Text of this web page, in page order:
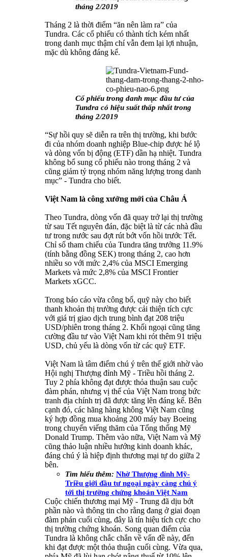
tháng 2/2019
Tháng 2 là thời điểm “ăn nên làm ra” của
Tundra. Các cổ phiếu có thành tích kém nhất
trong danh mục thậm chí vẫn đem lại lợi nhuận,
mặc dù không đáng kể.
Cổ phiếu trong danh mục đầu tư của
Tundra có hiệu suất thấp nhất trong
tháng 2/2019
“Sự hồi quy sẽ diễn ra trên thị trường, khi bước
đi của nhóm doanh nghiệp Blue-chip được hé lộ
và dòng vốn bị động (ETF) dần hạ nhiệt. Tundra
không bổ sung cổ phiếu nào trong tháng 2 và
cũng giảm tỷ trọng nhóm năng lượng trong danh
mục” - Tundra cho biết.
Việt Nam là công xưởng mới của Châu Á
Theo Tundra, dòng vốn đã quay trở lại thị trường
từ sau Tết nguyên đán, đặc biệt là từ các nhà đầu
tư trong nước sau đợt rút bớt vốn hồi trước Tết.
Chỉ số tham chiếu của Tundra tăng trưởng 11.9%
(tính bằng đồng SEK) trong tháng 2, cao hơn
nhiều so với mức 2,4% của MSCI Emerging
Markets và mức 2,8% của MSCI Frontier
Markets xGCC.
Trong báo cáo vừa công bố, quỹ này cho biết
thanh khoản thị trường được cải thiện tích cực
với giá trị giao dịch trung bình đạt 208 triệu
USD/phiên trong tháng 2. Khối ngoại cũng tăng
cường đầu tư vào Việt Nam khi rót thêm 91 triệu
USD, chủ yếu là dòng vốn từ các quỹ ETF.
Việt Nam là tâm điểm chú ý trên thế giới nhờ vào
Hội nghị Thượng đỉnh Mỹ - Triều hồi tháng 2.
Tuy 2 phía không đạt được thỏa thuận sau cuộc
đàm phán, nhưng vị thế của Việt Nam trong bức
tranh địa chính trị đã được tăng lên đáng kể. Bên
cạnh đó, các hãng hàng không Việt Nam cũng
ký hợp đồng mua khoảng 200 máy bay Boeing
trong chuyến viếng thăm của Tổng thống Mỹ
Donald Trump. Thêm vào nữa, Việt Nam và Mỹ
cũng thảo luận nhiều hướng kinh doanh khác,
đáng chú ý là hiệp định thương mại tự do giữa 2
bên.
Tìm hiểu thêm: Nhờ Thượng đỉnh Mỹ-
Triều giới đầu tư ngoại ngày càng chú ý
tới thị trường chứng khoán Việt Nam
Cuộc chiến thương mại Mỹ - Trung đã dịu bớt
phần nào và thông tin cho rằng đang ở giai đoạn
đàm phán cuối cùng, đây là tín hiệu tích cực cho
thị trường chứng khoán. Song quan điểm của
Tundra là không chắc chắn về vấn đề này, đến
khi đạt được một thỏa thuận cuối cùng. Vừa qua,